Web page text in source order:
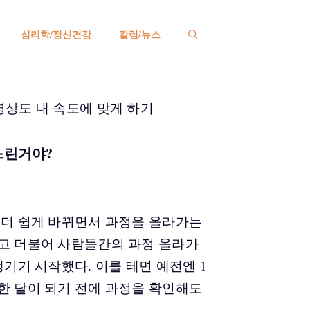
심리학/정신건강 칼럼/뉴스
거야?
쉽게 바뀌면서 과정을 올라가는
더불어 사람들간의 과정 올라가
기 시작했다. 이를 테면 예전엔 1
달이 되기 전에 과정을 확인해도